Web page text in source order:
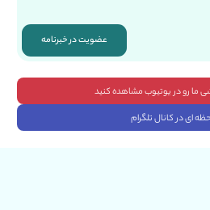
عضویت در خبرنامه
ما رو در یوتیوب مشاهده کنید
ای در کانال تلگرام